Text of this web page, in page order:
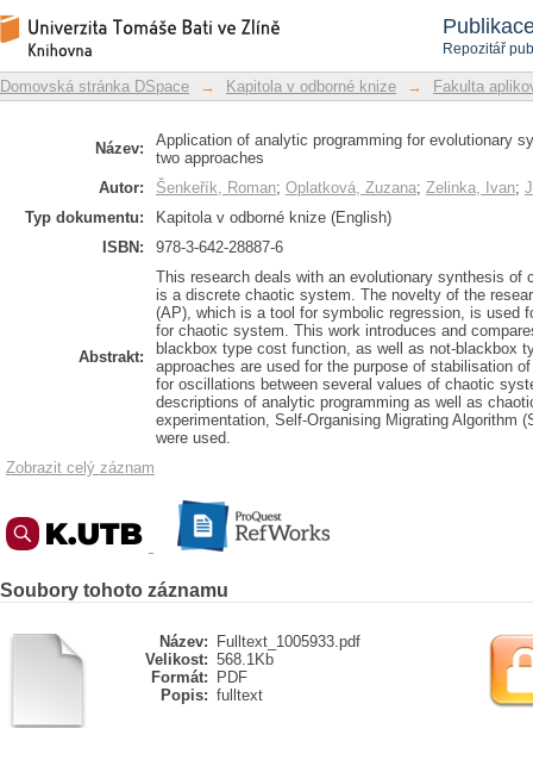
Repozitář
Application of analytic
introduction of two approaches
Repozitář DSpace/Manakin
Domovská stránka DSpace → Kapitola v odborné knize → Fakulta
Název:
Application of analytic programming for evolutionary
two approaches
Autor:
Šenkeřík, Roman; Oplatková, Zuzana; Zelinka, Ivan;
Typ dokumentu:
Kapitola v odborné knize (English)
ISBN:
978-3-642-28887-6
Abstrakt:
This research deals with an evolutionary synthesis of
is a discrete chaotic system. The novelty of the
(AP), which is a tool for symbolic regression, is used
for chaotic system. This work introduces and
blackbox type cost function, as well as not-blackbox
approaches are used for the purpose of stabilisation
for oscillations between several values of chaotic
descriptions of analytic programming as well as
experimentation, Self-Organising Migrating Algorithm
were used.
Zobrazit celý záznam
Soubory tohoto záznamu
Název:
Fulltext_1005933.pdf
Velikost: 568.1Kb
Formát:
PDF
Popis: fulltext